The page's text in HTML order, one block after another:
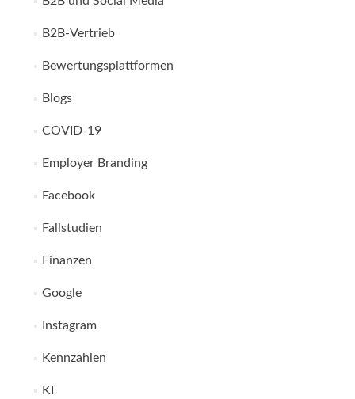
B2B-Vertrieb
Bewertungsplattformen
Blogs
COVID-19
Employer Branding
Facebook
Fallstudien
Finanzen
Google
Instagram
Kennzahlen
KI